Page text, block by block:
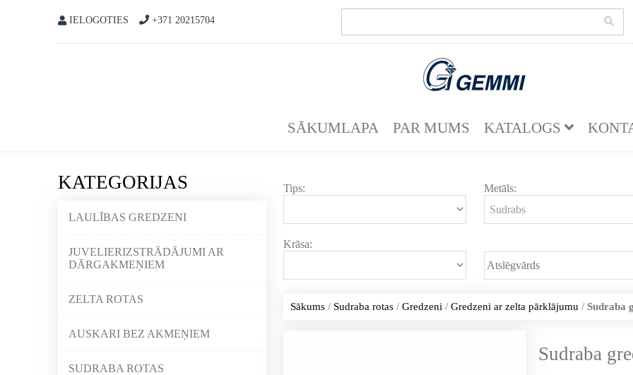
IELOGOTIES +371 20215704
SĀKUMLAPA PAR MUMS KATALOGS
KATEGORIJAS
LAULĪBAS GREDZENI
JUVELIERIZSTRĀDĀJUMI AR
DĀRGAKMEŅIEM
ZELTA ROTAS
AUSKARI BEZ AKMEŅIEM
SUDRABA ROTAS
Tips: Metāls:
Krāsa:
Sākums/ Sudraba rotas/ Gredzeni / Gredzeni ar zelta pārklājumu / Sudraba
Sudraba